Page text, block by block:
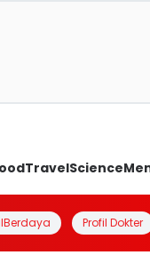
TravelScience
Profil Dokter